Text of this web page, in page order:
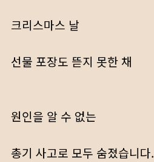
크리스마스 날
선물 포장도 뜯지 못한 채
원인을 알 수 없는
총기 사고로 모두 숨졌습니다.